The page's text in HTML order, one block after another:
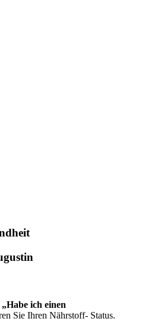
„Habe ich einen
Sie Ihren Nährstoff- Status.